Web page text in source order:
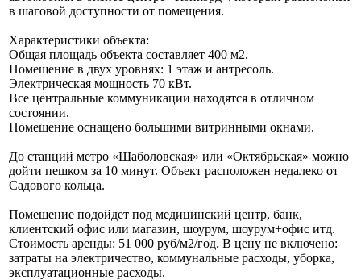
в шаговой доступности от помещения.
Характеристики объекта:
Общая площадь объекта составляет 400 м2.
Помещение в двух уровнях: 1 этаж и антресоль.
Электрическая мощность 70 кВт.
Все центральные коммуникации находятся в отличном
состоянии.
Помещение оснащено большими витринными окнами.
До станций метро «Шаболовская» или «Октябрьская» можно
дойти пешком за 10 минут. Объект расположен недалеко от
Садового кольца.
Помещение подойдет под медицинский центр, банк,
клиентский офис или магазин, шоурум, шоурум+офис итд.
Стоимость аренды: 51 000 руб/м2/год. В цену не включено:
затраты на электричество, коммунальные расходы, уборка,
эксплуатационные расходы.